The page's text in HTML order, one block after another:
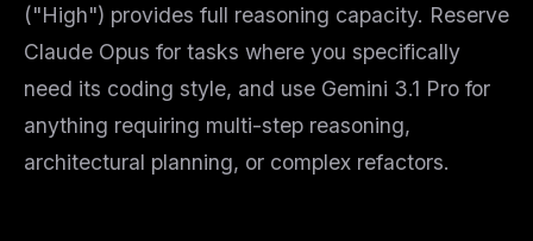
("High") provides full reasoning capacity. Reserve
Claude Opus for tasks where you specifically
need its coding style, and use Gemini 3.1 Pro for
anything requiring multi-step reasoning,
architectural planning, or complex refactors.